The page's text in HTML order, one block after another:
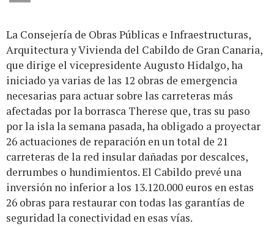
La Consejería de Obras Públicas e Infraestructuras,
Arquitectura y Vivienda del Cabildo de Gran Canaria,
que dirige el vicepresidente Augusto Hidalgo, ha
iniciado ya varias de las 12 obras de emergencia
necesarias para actuar sobre las carreteras más
afectadas por la borrasca Therese que, tras su paso
por la isla la semana pasada, ha obligado a proyectar
26 actuaciones de reparación en un total de 21
carreteras de la red insular dañadas por descalces,
derrumbes o hundimientos. El Cabildo prevé una
inversión no inferior a los 13.120.000 euros en estas
26 obras para restaurar con todas las garantías de
seguridad la conectividad en esas vías.